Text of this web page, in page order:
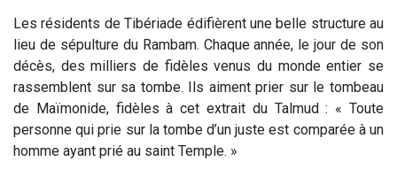
Les résidents de Tibériade édifièrent une belle structure au
lieu de sépulture du Rambam. Chaque année, le jour de son
décès, des milliers de fidèles venus du monde entier se
rassemblent sur sa tombe. Ils aiment prier sur le tombeau
de Maïmonide, fidèles à cet extrait du Talmud : « Toute
personne qui prie sur la tombe d’un juste est comparée à un
homme ayant prié au saint Temple. »